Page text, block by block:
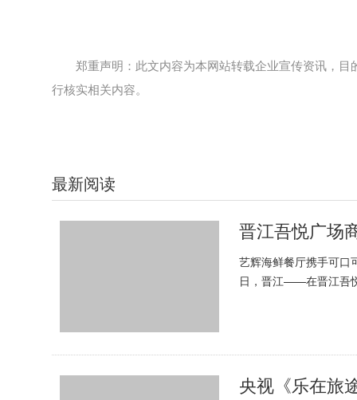
郑重声明：此文内容为本网站转载企业宣传资讯，
行核实相关内容。
最新阅读
晋江吾悦广场
艺辉海鲜餐厅携手可口
日，晋江——在晋江吾
央视《乐在旅